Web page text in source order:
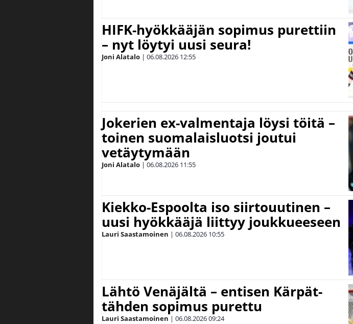
HIFK-hyökkääjän sopimus purettiin
– nyt löytyi uusi seura!
Joni Alatalo | 06.08.2026 12:55
Jokerien ex-valmentaja löysi töitä –
toinen suomalaisluotsi joutui
vetäytymään
Joni Alatalo | 06.08.2026 11:55
Kiekko-Espoolta iso siirtouutinen –
uusi hyökkääjä liittyy joukkueeseen
Lauri Saastamoinen | 06.08.2026 10:55
Lähtö Venäjältä – entisen Kärpät-
tähden sopimus purettu
Lauri Saastamoinen | 06.08.202609:24